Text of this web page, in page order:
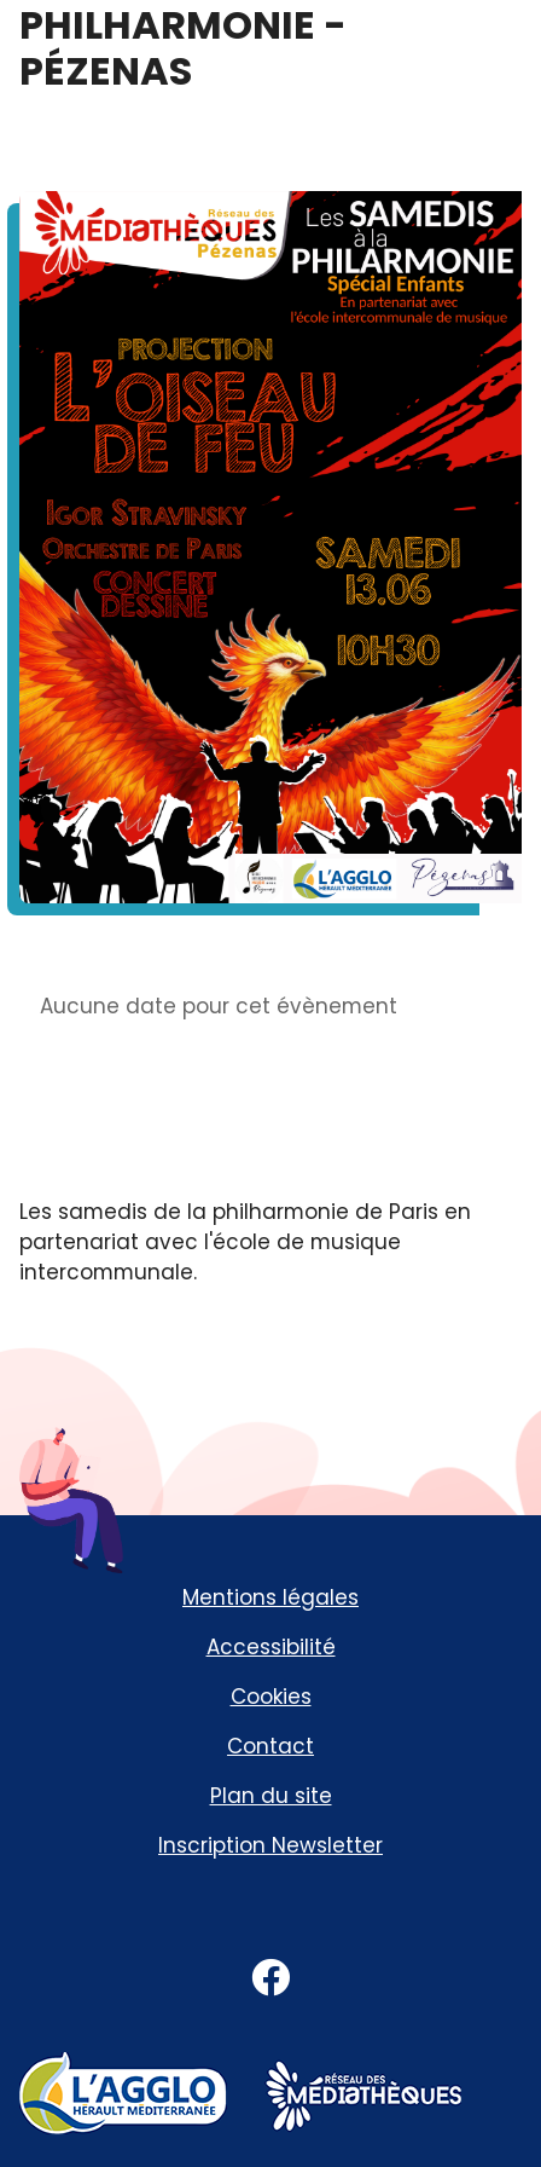
PHILHARMONIE -
PÉZENAS
Les samedis de la philharmonie de Paris en
partenariat avec l'école de musique
intercommunale.
Info
Aucune date pour cet évènement
Mentions légales
Accessibilité
Cookies
Contact
Plan du site
Inscription Newsletter